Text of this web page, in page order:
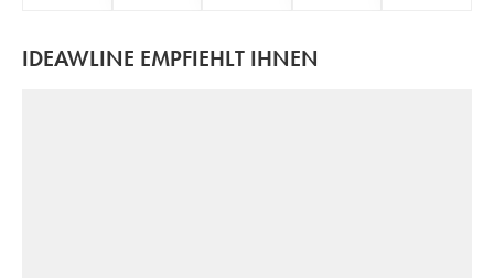
IDEAWLINE EMPFIEHLT IHNEN